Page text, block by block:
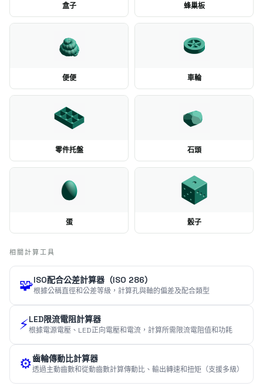
盒子 蜂巢板
便便 車輪
零件托盤 石頭
蛋 骰子
相關計算工具
🧩ISO配合公差計算器（ISO 286）
根據公稱直徑和公差等級，計算孔與軸的偏差及配合類型
⚡LED限流電阻計算器
根據電源電壓、LED正向電壓和電流，計算所需限流電阻值和功耗
⚙️齒輪傳動比計算器
透過主動齒數和從動齒數計算傳動比、輸出轉速和扭矩（支援多級）